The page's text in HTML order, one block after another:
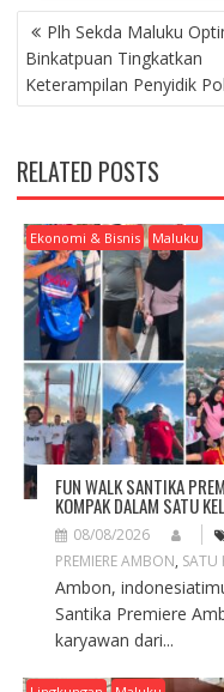
P
O
S
T
A
V
I
G
A
T
N
Plh Sekda Maluku
Binkatpuan Tingkatkan
Keterampilan Penyidik
RELATED POSTS
Ekonomi & Bisnis Maluku
FUN WALK SANTIKA
KOMPAK DALAM SATU
08/08/2026
PREMIERE AMBON, SATU
Ambon,
Santika Premiere
karyawan dari...